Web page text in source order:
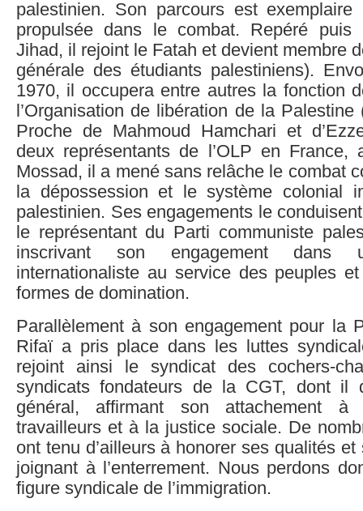
palestinien. Son parcours est
propulsée dans le combat. Repéré puis
Jihad, il rejoint le Fatah et devient membre
générale des étudiants palestiniens).
1970, il occupera entre autres la fonction
l’Organisation de libération de la
Proche de Mahmoud Hamchari et
deux représentants de l’OLP en France,
Mossad, il a mené sans relâche le combat
la dépossession et le système colonial
palestinien. Ses engagements le
le représentant du Parti communiste
inscrivant son engagement dans
internationaliste au service des peuples
formes de domination.
Parallèlement à son engagement pour la
Rifaï a pris place dans les luttes
rejoint ainsi le syndicat des cochers-
syndicats fondateurs de la CGT, dont il
général, affirmant son attachement
travailleurs et à la justice sociale. De
ont tenu d’ailleurs à honorer ses qualités
joignant à l’enterrement. Nous perdons
figure syndicale de l’immigration.